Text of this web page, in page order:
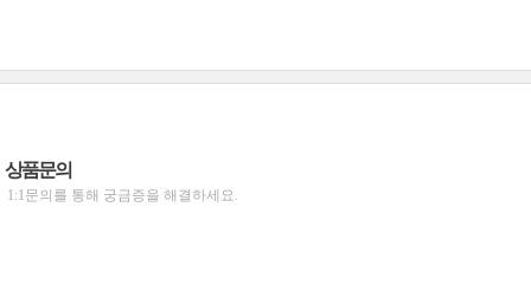
상품문의
1:1문의를 통해 궁금증을 해결하세요.